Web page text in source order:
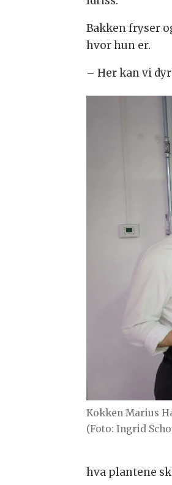
Bakken fryser
hvor hun er.
– Her kan vi
Kokken Marius
(Foto: Ingrid
hva plantene